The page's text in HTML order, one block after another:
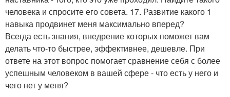
человека и спросите его совета. 17. Развитие какого 1
навыка продвинет меня максимально вперед?
Всегда есть знания, внедрение которых поможет вам
делать что-то быстрее, эффективнее, дешевле. При
ответе на этот вопрос помогает сравнение себя с более
успешным человеком в вашей сфере - что есть у него и
чего нет у меня?